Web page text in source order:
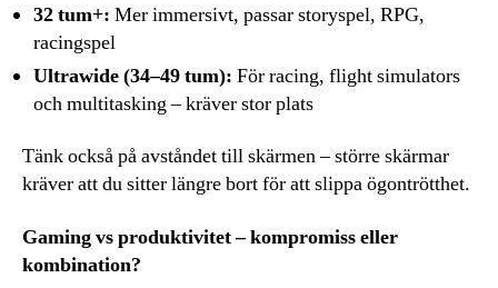
32 tum+: Mer immersivt, passar storyspel, RPG,
racingspel
Ultrawide (34–49 tum): För racing, flight simulators
och multitasking – kräver stor plats
Tänk också på avståndet till skärmen – större skärmar
kräver att du sitter längre bort för att slippa ögontrötthet.
Gaming vs produktivitet – kompromiss eller
kombination?